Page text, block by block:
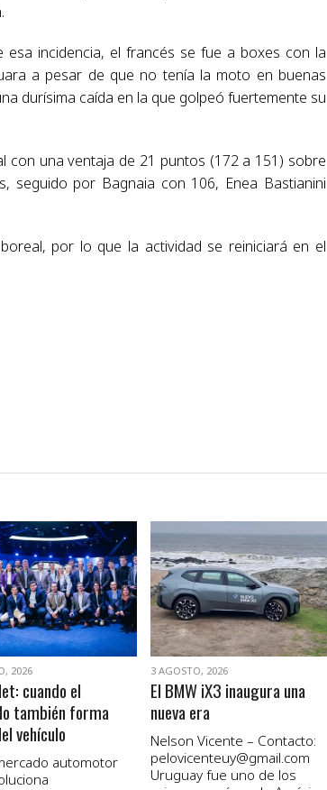
incidencia, el francés se fue a boxes con la
a pesar de que no tenía la moto en buenas
durísima caída en la que golpeó fuertemente su
con una ventaja de 21 puntos (172 a 151) sobre
seguido por Bagnaia con 106, Enea Bastianini
por lo que la actividad se reiniciará en el
VER NOTA
2026
cuando el
también forma
vehículo
automotor
VER NOTA
3 AGOSTO, 2026
El BMW iX3 inaugura una
nueva era
Nelson Vicente – Contacto:
pelovicenteuy@gmail.com
Uruguay fue uno de los